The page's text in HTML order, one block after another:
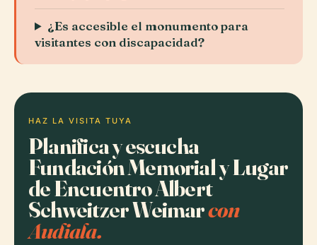
¿Es accesible el monumento para
visitantes con discapacidad?
HAZ LA VISITA TUYA
Planifica y escucha
Fundación Memorial y Lugar
de Encuentro Albert
Schweitzer Weimarcon
Audiala.